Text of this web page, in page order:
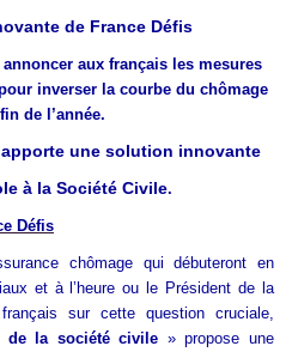
de France Défis
aux français les mesures
inverser la courbe du chômage
de l’année.
une solution innovante
à la Société Civile.
Défis
chômage qui débuteront en
et à l’heure ou le Président de la
sur cette question cruciale,
la société civile » propose une